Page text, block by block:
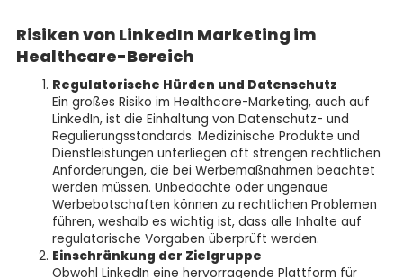
Risiken von LinkedIn Marketing im
Healthcare-Bereich
Regulatorische Hürden und Datenschutz
Ein großes Risiko im Healthcare-Marketing, auch auf
LinkedIn, ist die Einhaltung von Datenschutz- und
Regulierungsstandards. Medizinische Produkte und
Dienstleistungen unterliegen oft strengen rechtlichen
Anforderungen, die bei Werbemaßnahmen beachtet
werden müssen. Unbedachte oder ungenaue
Werbebotschaften können zu rechtlichen Problemen
führen, weshalb es wichtig ist, dass alle Inhalte auf
regulatorische Vorgaben überprüft werden.
Einschränkung der Zielgruppe
Obwohl LinkedIn eine hervorragende Plattform für